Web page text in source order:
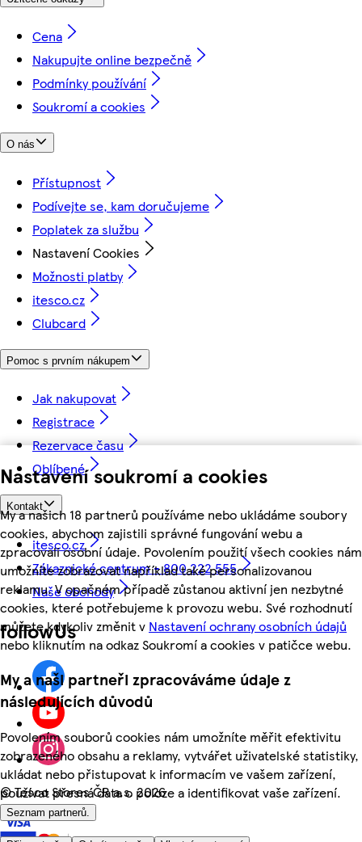
Nastavení soukromí a cookies
My a našich 18 partnerů používáme nebo ukládáme soubory
cookies, abychom zajistili správné fungování webu a
zpracovali osobní údaje. Povolením použití všech cookies nám
umožníte zobrazovat například také personalizovanou
reklamu. V opačném případě zůstanou aktivní jen nezbytné
cookies, které potřebujeme k provozu webu. Své rozhodnutí
můžete kdykoliv změnit v Nastavení ochrany osobních údajů
nebo kliknutím na odkaz Soukromí a cookies v patičce webu.
My a naši partneři zpracováváme údaje z
následujících důvodů
Povolením souborů cookies nám umožníte měřit efektivitu
zobrazeného obsahu a reklamy, vytvářet uživatelské statistiky,
ukládat nebo přistupovat k informacím ve vašem zařízení,
používat přesná data o poloze a identifikovat vaše zařízení.
Seznam partnerů.
Cena
Nakupujte online bezpečně
Podmínky používání
Soukromí a cookies
O nás
Přístupnost
Podívejte se, kam doručujeme
Poplatek za službu
Nastavení Cookies
Možnosti platby
itesco.cz
Clubcard
Pomoc s prvním nákupem
Jak nakupovat
Registrace
Rezervace času
Oblíbené
Kontakt
itesco.cz
Zákaznické centrum - 800 222 555
Naše obchody
followUs
©Tesco Stores ČR a.s. 2026